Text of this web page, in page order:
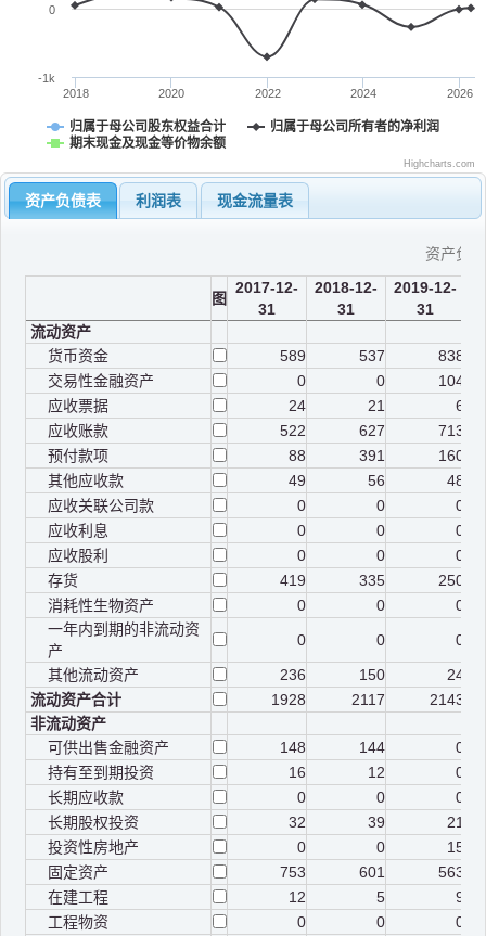
归属于母公司股东权益合计
归属于母公司所有者的净利润
期末现金及现金等价物余额
2018 2020 2022 2024 2026
-1k
0
Highcharts.com
资产负债表 利润表 现金流量表
资产负
图
2017-12-
31
2018-12-
31
2019-12-
31
流动资产
货币资金
589 537
838
交易性金融资产
0 0
104
应收票据
24 21
6
应收账款
522 627
713
预付款项
88 391
160
其他应收款
49 56
48
应收关联公司款
0 0
0
应收利息
0 0
0
应收股利
0 0
0
存货
419 335
250
消耗性生物资产
0 0
0
一年内到期的非流动资
产
0 0
0
其他流动资产
236 150
24
流动资产合计
1928 2117
2143
非流动资产
可供出售金融资产
148 144
0
持有至到期投资
16 12
0
长期应收款
0 0
0
长期股权投资
32 39
21
投资性房地产
0 0
15
固定资产
753 601
563
在建工程
12 5
9
工程物资
0 0
0